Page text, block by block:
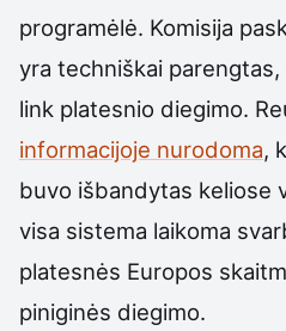
programėlė. Komisija
yra techniškai
link platesnio diegimo.
informacijoje nurodoma,
buvo išbandytas keliose
visa sistema laikoma
platesnės Europos
piniginės diegimo.